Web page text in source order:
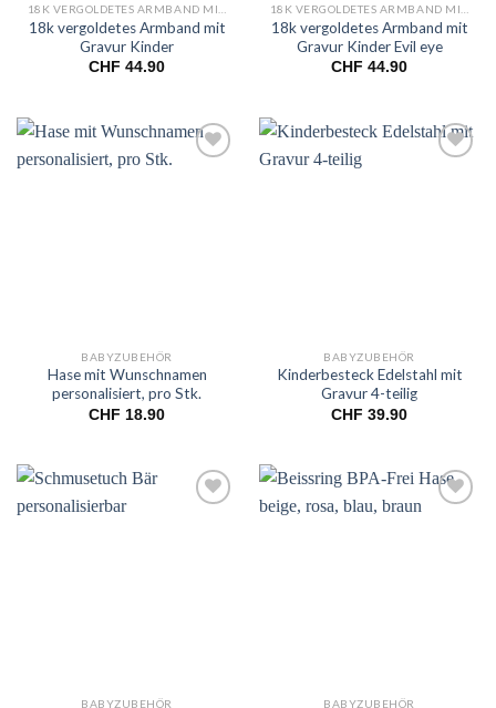
18k vergoldetes Armband mit
Gravur Kinder
CHF 44.90
18k vergoldetes Armband mit
Gravur Kinder Evil eye
CHF 44.90
BABYZUBEHÖR
Hase mit Wunschnamen
personalisiert, pro Stk.
CHF 18.90
BABYZUBEHÖR
Kinderbesteck Edelstahl mit
Gravur 4-teilig
CHF 39.90
BABYZUBEHÖR BABYZUBEHÖR